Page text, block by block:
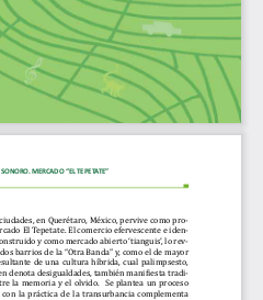
en Querétaro, México, pervive como pro-
El Tepetate. El comercio efervescente e iden-
y como mercado abierto ‘tianguis’, lo rev-
barrios de la “Otra Banda” y, como el de mayor
de  una  cultura  híbrida,  cual  palimpsesto,
denota desigualdades, también manifiesta tradi-
la  memoria  y  el  olvido.    Se  plantea  un  proceso
con  la  práctica  de  la  transurbancia  complementa
MERCADO “EL TEPETATE”